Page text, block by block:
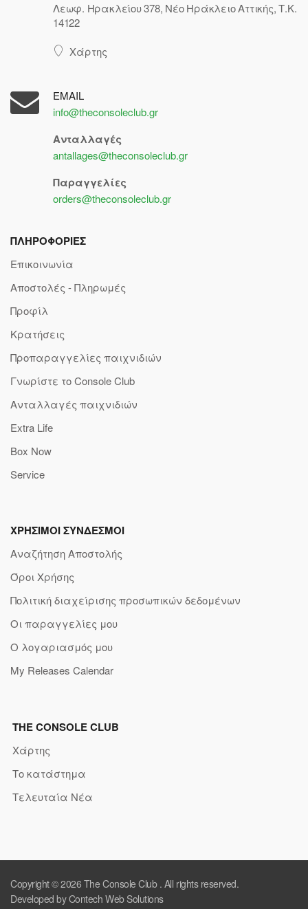
Λεωφ. Ηρακλείου 378, Νέο Ηράκλειο Αττικής, Τ.Κ.
14122
Χάρτης
EMAIL
info@theconsoleclub.gr
Ανταλλαγές
antallages@theconsoleclub.gr
Παραγγελίες
orders@theconsoleclub.gr
ΠΛΗΡΟΦΟΡΙΕΣ
Επικοινωνία
Αποστολές - Πληρωμές
Προφίλ
Κρατήσεις
Προπαραγγελίες παιχνιδιών
Γνωρίστε το Console Club
Ανταλλαγές παιχνιδιών
Extra Life
Box Now
Service
ΧΡΗΣΙΜΟΙ ΣΥΝΔΕΣΜΟΙ
Αναζήτηση Αποστολής
Όροι Χρήσης
Πολιτική διαχείρισης προσωπικών δεδομένων
Οι παραγγελίες μου
Ο λογαριασμός μου
My Releases Calendar
THE CONSOLE CLUB
Χάρτης
Το κατάστημα
Τελευταία Νέα
Copyright © 2026 The Console Club. All rights reserved.
Developed by Contech Web Solutions